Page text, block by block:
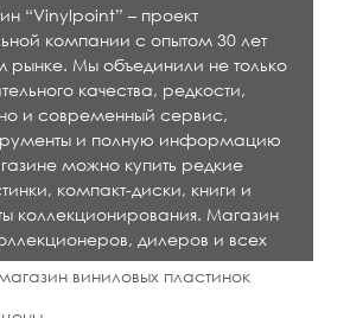
“Vinylpoint” – проект
компании с опытом 30 лет
рынке. Мы объединили не только
качества, редкости,
и современный сервис,
и полную информацию
можно купить редкие
компакт-диски, книги и
коллекционирования. Магазин
дилеров и всех
музыку.
виниловых пластинок